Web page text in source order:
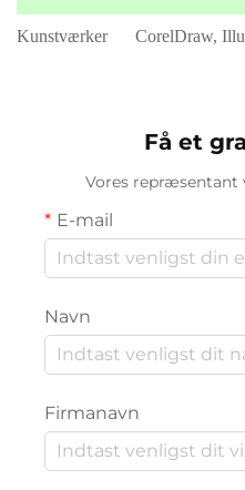
Kunstværker CorelDraw,
Få et
Vores repræsentant
E-mail
Navn
Firmanavn